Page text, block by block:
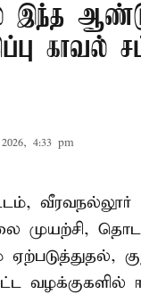
இந்த
காவல்
4:33 pm
வீரவநல்லூர்
வழக்குகளில்